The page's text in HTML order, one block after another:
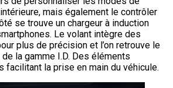
mais également le contrôler
se trouve un chargeur à induction
Le volant intègre des
plus de précision et l’on retrouve le
la gamme I.D. Des éléments
facilitant la prise en main du véhicule.